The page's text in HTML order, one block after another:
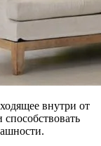
внутри от